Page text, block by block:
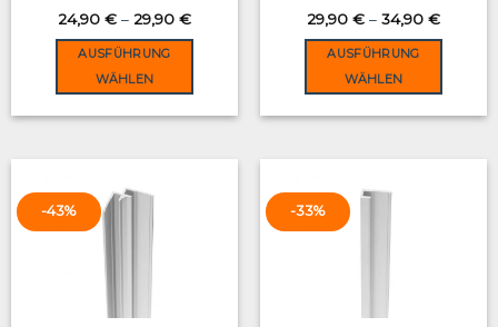
24,90 €– 29,90 €
AUSFÜHRUNG
WÄHLEN
variants.
options
chosen
29,90 €– 34,90 €
AUSFÜHRUNG
WÄHLEN
variants.
chosen
-43% -33%